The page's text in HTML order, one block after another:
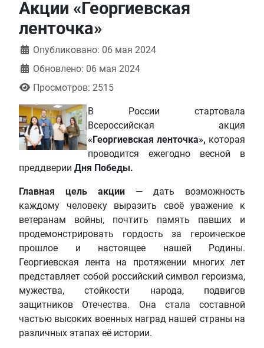
Акции «Георгиевская
ленточка»
Информация о материале
Опубликовано: 06 мая 2024
Обновлено: 06 мая 2024
Просмотров: 2515
В России стартовала
Всероссийская акция
«Георгиевская ленточка», которая
проводится ежегодно весной в
преддверии Дня Победы.
Главная цель акции — дать возможность
каждому человеку выразить своё уважение к
ветеранам войны, почтить память павших и
продемонстрировать гордость за героическое
прошлое и настоящее нашей Родины.
Георгиевская лента на протяжении многих лет
представляет собой российский символ героизма,
мужества, стойкости народа, подвигов
защитников Отечества. Она стала составной
частью высоких военных наград нашей страны на
различных этапах её истории.